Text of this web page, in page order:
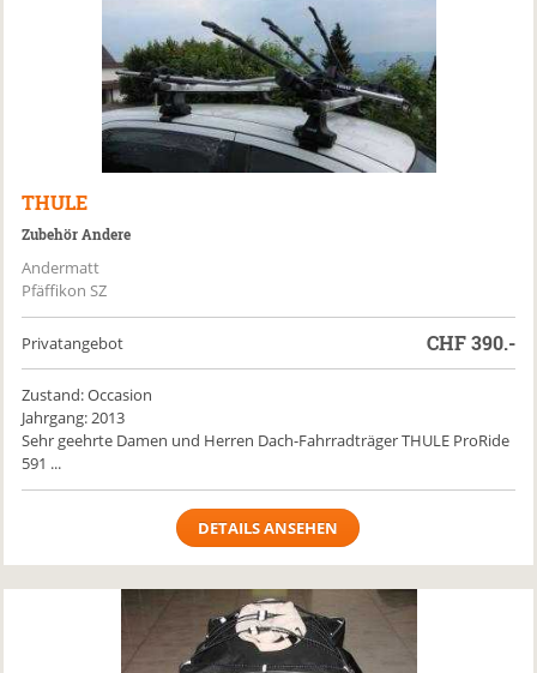
THULE
Zubehör Andere
Andermatt
Pfäffikon SZ
Privatangebot CHF390.-
Zustand: Occasion
Jahrgang: 2013
Sehr geehrte Damen und Herren Dach-Fahrradträger THULE ProRide
591 ...
DETAILS ANSEHEN